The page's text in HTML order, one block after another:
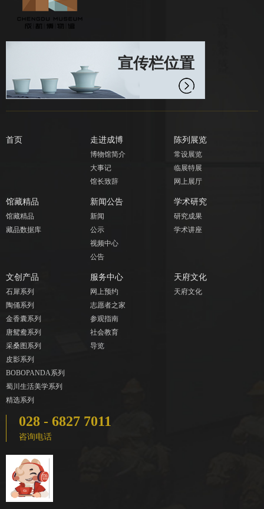
宣传栏位置
首页 走进成博
博物馆简介
大事记
馆长致辞
陈列展览
常设展览
临展特展
网上展厅
馆藏精品
馆藏精品
藏品数据库
新闻公告
新闻
公示
视频中心
公告
学术研究
研究成果
学术讲座
文创产品
石犀系列
陶俑系列
金香囊系列
唐鸳鸯系列
采桑图系列
皮影系列
BOBOPANDA系列
蜀川生活美学系列
精选系列
服务中心
网上预约
志愿者之家
参观指南
社会教育
导览
天府文化
天府文化
028 - 6827 7011
咨询电话